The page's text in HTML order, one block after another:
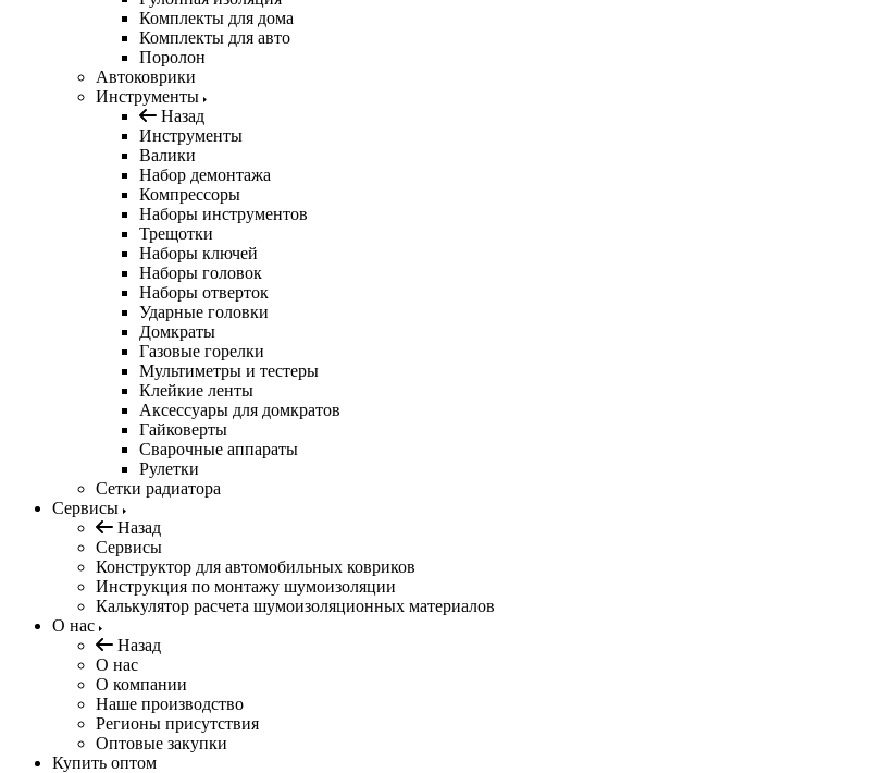
Комплекты для дома
Комплекты для авто
Поролон
Автоковрики
Инструменты
Назад
Инструменты
Валики
Набор демонтажа
Компрессоры
Наборы инструментов
Трещотки
Наборы ключей
Наборы головок
Наборы отверток
Ударные головки
Домкраты
Газовые горелки
Мультиметры и тестеры
Клейкие ленты
Аксессуары для домкратов
Гайковерты
Сварочные аппараты
Рулетки
Сетки радиатора
Сервисы
Назад
Сервисы
Конструктор для автомобильных ковриков
Инструкция по монтажу шумоизоляции
Калькулятор расчета шумоизоляционных материалов
О нас
Назад
О нас
О компании
Наше производство
Регионы присутствия
Оптовые закупки
Купить оптом